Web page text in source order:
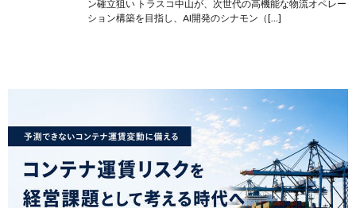
ン確立狙い トラスコ中山が、次世代の高機能な物流オペレー
ション構築を目指し、AI開発のシナモン（[…]